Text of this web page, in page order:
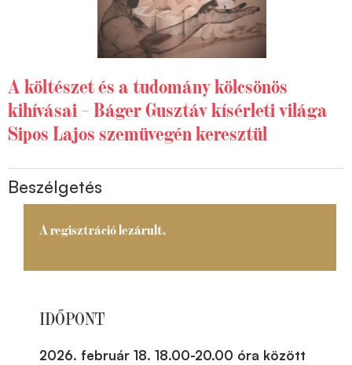
A költészet és a tudomány kölcsönös
kihívásai – Báger Gusztáv kísérleti világa
Sipos Lajos szemüvegén keresztül
Beszélgetés
A regisztráció lezárult.
IDŐPONT
2026. február 18. 18.00-20.00 óra között